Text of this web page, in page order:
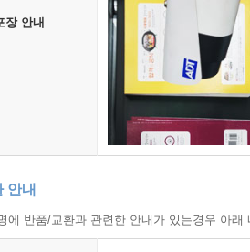
장 안내
안내
에 반품/교환과 관련한 안내가 있는경우 아